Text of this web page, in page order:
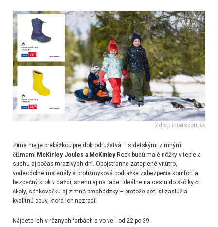
Zdroj: intersport.sk
Zima nie je prekážkou pre dobrodružstvá – s detskými zimnými
čižmami McKinley Joules a McKinleyRock budú malé nôžky v teple a
suchu aj počas mrazivých dní. Obojstranne zateplené vnútro,
vodeodolné materiály a protišmyková podrážka zabezpečia komfort a
bezpečný krok v daždi, snehu aj na ľade. Ideálne na cestu do škôlky či
školy, sánkovačku aj zimné prechádzky – pretože deti si zaslúžia
kvalitnú obuv, ktorá ich nezradí.
Nájdete ich v rôznych farbách a vo veľ. od 22 po 39